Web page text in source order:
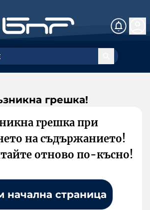
грешка!
грешка при
на съдържанието!
отново по-късно!
начална страница